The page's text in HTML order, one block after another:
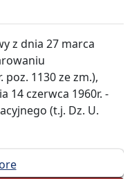
z dnia 27 marca
poz. 1130 ze zm.),
14 czerwca 1960r. -
(t.j. Dz. U.